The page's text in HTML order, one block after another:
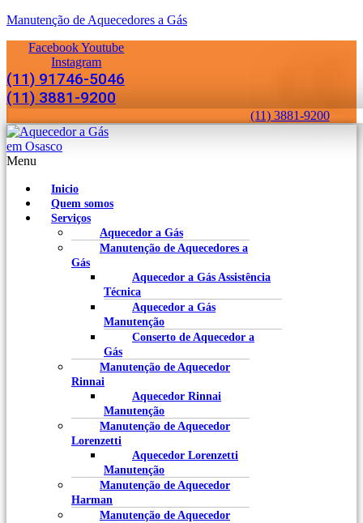
Manutenção de Aquecedores a Gás
FacebookYoutube
Instagram
(11) 91746-5046
(11) 3881-9200
(11) 3881-9200
Menu
Inicio
Quem somos
Serviços
Aquecedor a Gás
Manutenção de Aquecedores a
Gás
Aquecedor a Gás Assistência
Técnica
Aquecedor a Gás
Manutenção
Conserto de Aquecedor a
Gás
Manutenção de Aquecedor
Rinnai
Aquecedor Rinnai
Manutenção
Manutenção de Aquecedor
Lorenzetti
Aquecedor Lorenzetti
Manutenção
Manutenção de Aquecedor
Harman
Manutenção de Aquecedor